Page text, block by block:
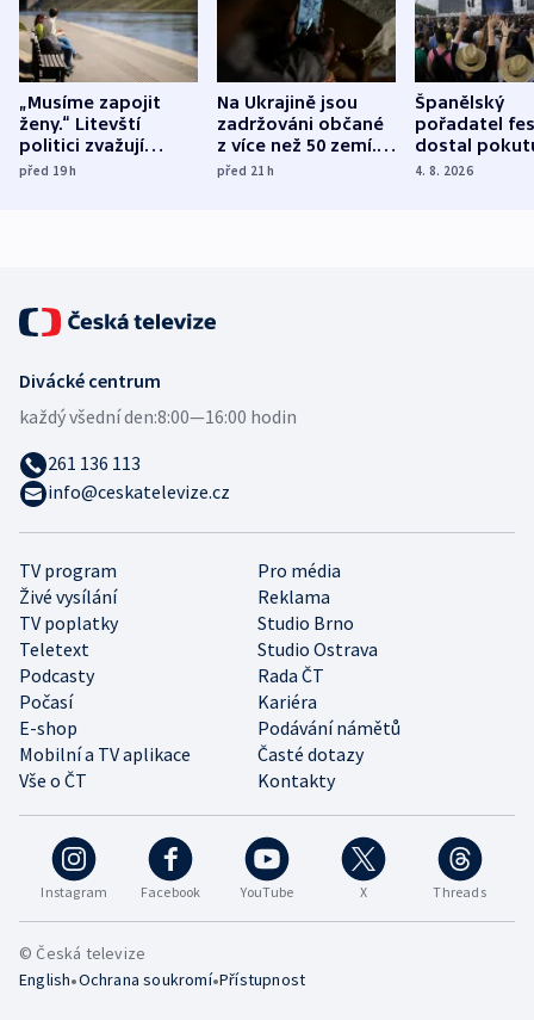
„Musíme zapojit
ženy.“ Litevští
politici zvažují
dohodu o
před 19h
Na Ukrajině jsou
zadržováni občané
z více než 50 zemí.
Bojovali na straně
před 21h
Španělský
pořadatel
dostal
nekalé
4. 8. 2026
Instagram Facebook YouTube X Threads
TV program
Pro média
Živé vysílání
Reklama
TV poplatky
Studio Brno
Teletext
Studio Ostrava
Podcasty
Rada ČT
Počasí
Kariéra
E-shop
Podávání námětů
Mobilní a TV aplikace
Časté dotazy
Vše o ČT
Kontakty
Divácké centrum
každý všední den:8:00—16:00 hodin
261 136 113
info@ceskatelevize.cz
© Česká televize
English•Ochrana soukromí•Přístupnost